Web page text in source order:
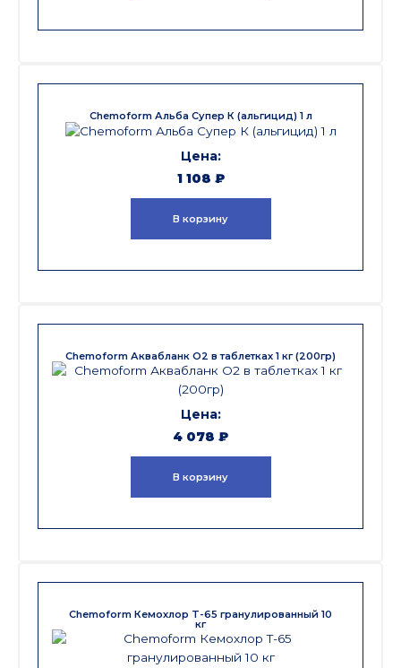
Chemoform Альба Супер К (альгицид) 1 л
1 108 ₽
В корзину
Chemoform Аквабланк О2 в таблетках 1 кг (200гр)
4 078 ₽
В корзину
Chemoform Кемохлор T-65 гранулированный 10
кг